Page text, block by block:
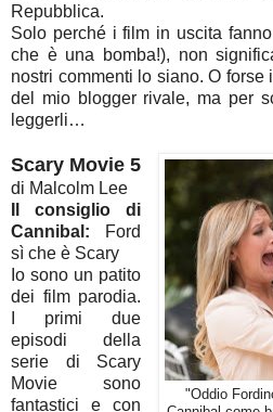
Repubblica.
Solo perché i film in uscita
che è una bomba!), non
nostri commenti lo siano. O forse
del mio blogger rivale, ma per
leggerli…
"Oddio
Scary Movie 5
di Malcolm Lee
Il consiglio di
Cannibal: Ford
sì che è Scary
Io sono un patito
dei film parodia.
I primi due
episodi della
serie di Scary
Movie sono
fantastici e con